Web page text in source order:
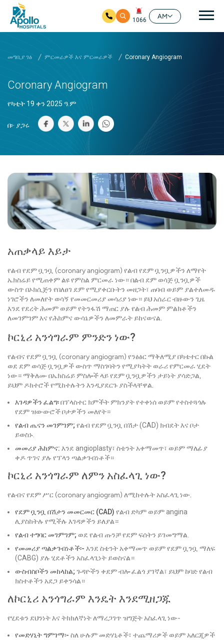
1066
AM
መግቢያ ገፅ ምርመራዎች እና ምርመራዎች Coronary Angiogram
Coronary Angiogram
የካቲት 19 ቀን 2025 ዓ.ም
በ፦ ያጋሩ
አጠቃላይ እይታ
የልብ የደም ቧንቧ (coronary angiogram) የልብ የደም ቧንቧዎችን ለማየት
ኤክስሬይ የሚጠቀም ልዩ የምስል ምርመራ ነው። በልብ ደም ወሳጅ ቧንቧዎች
ውስጥ በኦክሲጅን የበለፀገ ደም የሚያቀርቡትን መዘጋት፣ ጠባብ ወይም ያልተለመዱ
ነገሮችን ለመለየት ወሳኝ የመመርመሪያ መሳሪያ ነው። ይህ አሰራር ብዙውን ጊዜ
እንደ የደረት ሕመም ወይም የትንፋሽ ማጠር ያሉ የልብ ሕመም ምልክቶችን
ለመገምገም እና የሕክምና ውሳኔዎችን ለመምራት ይከናወናል.
ኮርኒሪ አንጎግራም ምንድን ነው?
የልብና የደም ቧንቧ (coronary angiogram) የንፅፅር ማቅለሚያ በካቴተር በኩል
ወደ ደም ወሳጅ ቧንቧዎች ውስጥ ማስገባትን የሚያካትት ወራሪ የምርመራ ሂደት
ነው። ማቅለሙ በኤክስሬይ ምስሎች ላይ የደም ቧንቧዎችን ታይነት ያሳድጋል,
ይህም ዶክተሮች የሚከተሉትን እንዲያደርጉ ያስችላቸዋል.
እገዳዎችን ፈልግ፡በፕላስተር ክምችት ምክንያት የተቀነሰ ወይም የተስተጓጎሉ
የደም ዝውውሮች ቦታዎችን መለየት።
የልብ ጤናን መገምገም; የልብ የደም ቧንቧ በሽታ (CAD) ክብደት እና ቦታ
ይወስኑ.
መመሪያ ሕክምና: እንደ angioplasty፣ ስቴንት አቀማመጥ፣ ወይም ማለፊያ
ቀዶ ጥገና ያሉ የፕላን ጣልቃገብነቶች።
ኮርኒሪ አንጎግራም ለምን አስፈላጊ ነው?
የልብና የደም ሥር (coronary angiogram) ለሚከተሉት አስፈላጊ ነው.
የደም ቧንቧ በሽታን መመርመር (CAD) የልብ ድካም ወይም angina
ሊያስከትሉ የሚችሉ እገዳዎችን ይለያል።
የልብ ተግባር መገምገም; ወደ የልብ ጡንቻ የደም ፍሰትን ይገመግማል.
የመመሪያ ጣልቃገብነቶች፡- እንደ ስቴንት አቀማመጥ ወይም የደም ቧንቧ ማለፍ
(CABG) ያሉ ሂደቶችን አስፈላጊነት ይወስናል።
ውስብስቦችን መከላከል; ጉዳዮችን ቀደም ብሎ ፈልጎ ያገኛል፣ ይህም ከባድ የልብ
ክስተቶችን አደጋ ይቀንሳል።
ለኮርኒሪ አንጎግራም እንዴት እንደሚዘጋጁ
የሂደቱን ደህንነት እና ትክክለኛነት ለማረጋገጥ ዝግጅት አስፈላጊ ነው-
የመድሃኒት ግምገማ፡- ስለ ሁሉም መድሃኒቶች፣ ተጨማሪዎች ወይም አለርጂዎች